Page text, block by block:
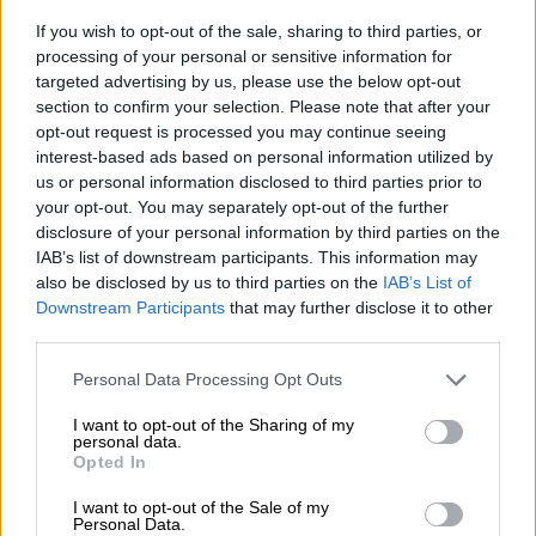
If you wish to opt-out of the sale, sharing to third parties, or
processing of your personal or sensitive information for
targeted advertising by us, please use the below opt-out
section to confirm your selection. Please note that after your
opt-out request is processed you may continue seeing
interest-based ads based on personal information utilized by
us or personal information disclosed to third parties prior to
your opt-out. You may separately opt-out of the further
disclosure of your personal information by third parties on the
IAB’s list of downstream participants. This information may
also be disclosed by us to third parties on the IAB’s List of
Downstream Participants that may further disclose it to other
Please note that this website/app uses one or more Google
not limited to your visit or usage behaviour. You may click to
grant or deny consent to Google and its third-party tags to
use your data for below specified purposes in below Google
consent section.
Personal Data Processing Opt Outs
I want to opt-out of the Sharing of my
personal data.
Opted In
I want to opt-out of the Sale of my
Personal Data.
τραυματίας) που επέβαιναν στο κλεμμένο
αυτοκίνητο κατά τη διάρκεια αιματηρής
καταδίωξης στο Πέραμα.
Αστυνομικοί - Απολογία για καταδίωξη στο Πέραμα